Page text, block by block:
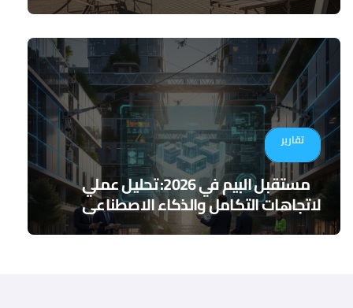
تقارير
مستقبل البيم في 2026: تحليل عملي
لاتجاهات التكامل والذكاء الاصطناعي